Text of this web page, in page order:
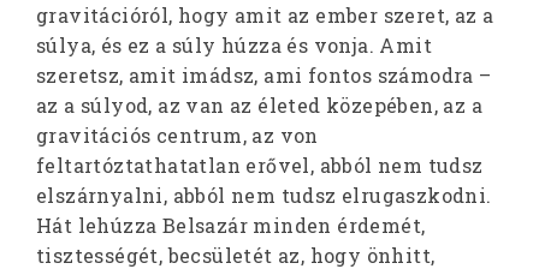
gravitációról, hogy amit az ember szeret, az a
súlya, és ez a súly húzza és vonja. Amit
szeretsz, amit imádsz, ami fontos számodra –
az a súlyod, az van az életed közepében, az a
gravitációs centrum, az von
feltartóztathatatlan erővel, abból nem tudsz
elszárnyalni, abból nem tudsz elrugaszkodni.
Hát lehúzza Belsazár minden érdemét,
tisztességét, becsületét az, hogy önhitt,